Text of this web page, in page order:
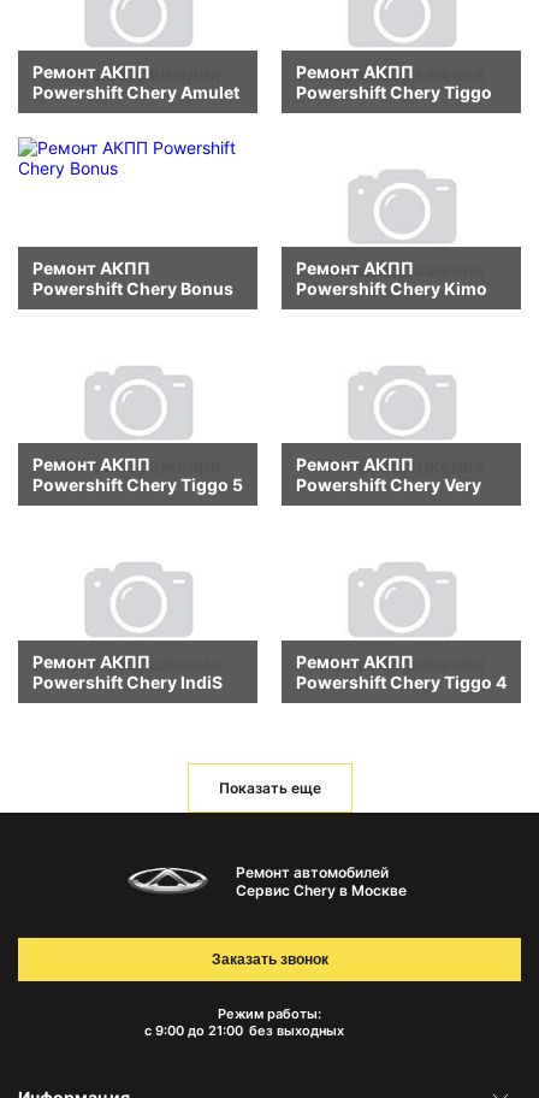
Ремонт АКПП
Powershift Chery Amulet
Ремонт АКПП
Powershift Chery Tiggo
Ремонт АКПП
Powershift Chery Bonus
Ремонт АКПП
Powershift Chery Kimo
Ремонт АКПП
Powershift Chery Tiggo 5
Ремонт АКПП
Powershift Chery Very
Ремонт АКПП
Powershift Chery IndiS
Ремонт АКПП
Powershift Chery Tiggo 4
Показать еще
Ремонт автомобилей
Сервис Chery в Москве
Режим работы:
с 9:00 до 21:00 без выходных
Заказать звонок